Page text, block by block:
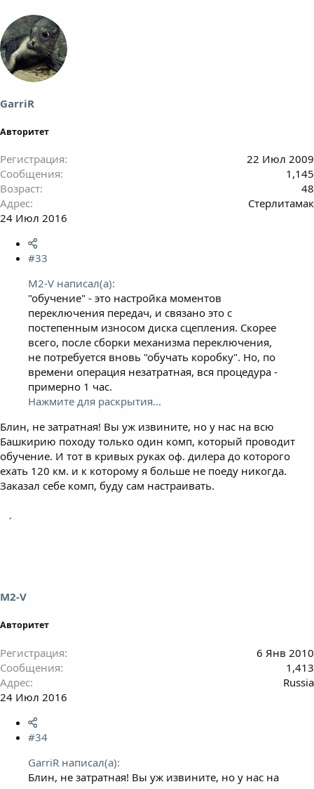
GarriR
Авторитет
Регистрация
22 Июл 2009
Сообщения
1,145
Возраст
48
Адрес
Стерлитамак
24 Июл 2016
#33
M2-V написал(а):
"обучение" - это настройка моментов
переключения передач, и связано это с
постепенным износом диска сцепления. Скорее
всего, после сборки механизма переключения,
не потребуется вновь "обучать коробку". Но, по
времени операция незатратная, вся процедура -
примерно 1 час.
Нажмите для раскрытия...
Блин, не затратная! Вы уж извините, но у нас на всю
Башкирию походу только один комп, который проводит
обучение. И тот в кривых руках оф. дилера до которого
ехать 120 км. и к которому я больше не поеду никогда.
Заказал себе комп, буду сам настраивать.
M2-V
Авторитет
Регистрация
6 Янв 2010
Сообщения
1,413
Адрес
Russia
24 Июл 2016
#34
GarriR написал(а):
Блин, не затратная! Вы уж извините, но у нас на